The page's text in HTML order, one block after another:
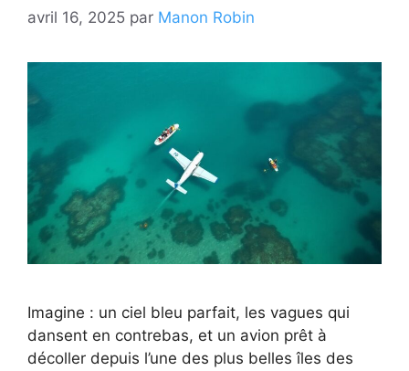
avril 16, 2025 par Manon Robin
Imagine : un ciel bleu parfait, les vagues qui
dansent en contrebas, et un avion prêt à
décoller depuis l’une des plus belles îles des